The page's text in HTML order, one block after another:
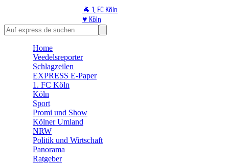
🐐 1. FC Köln
♥️ Köln
⭐ Promi
🛒 Shoppingwelt
Home
Veedelsreporter
Schlagzeilen
EXPRESS E-Paper
1. FC Köln
Köln
Sport
Promi und Show
Kölner Umland
NRW
Politik und Wirtschaft
Panorama
Ratgeber